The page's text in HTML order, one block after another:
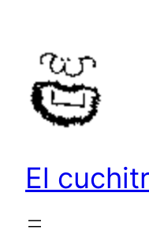
contenido
El